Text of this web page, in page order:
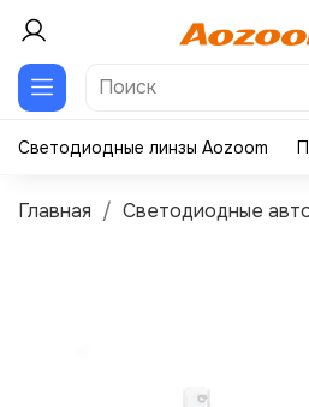
Светодиодные линзы Aozoom
Главная Светодиодные